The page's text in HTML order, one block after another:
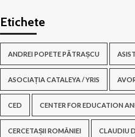
Etichete
ANDREI POPETE PĂTRAȘCU
ASOCIAȚIA CATALEYA / YRIS
CED CENTER FOR EDUCATION
CERCETAȘII ROMÂNIEI CLAUDIU